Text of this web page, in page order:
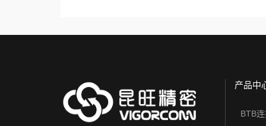
产品中
BTB